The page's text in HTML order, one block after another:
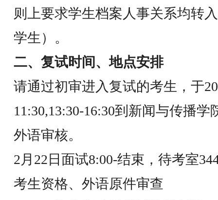
则上要求学生档案人事关系均转
学生）。
二、复试时间、地点安排
请通过初审进入复试的考生，于
11:30,13:30-16:30到新闻与传播
外语审核。
2月22日面试8:00-结束，待考室
考生资格、外语原件审查